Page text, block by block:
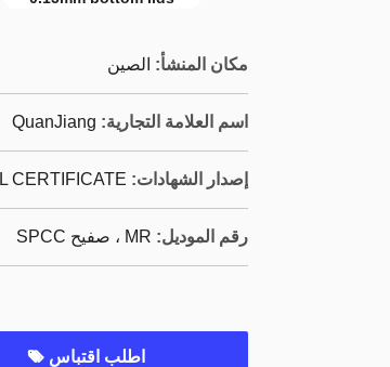
مكان المنشأ: الصين
اسم العلامة التجارية: QuanJiang
إصدار الشهادات: CERTIFICATE
رقم الموديل: MR ، صفيح SPCC
اطلب اقتباس